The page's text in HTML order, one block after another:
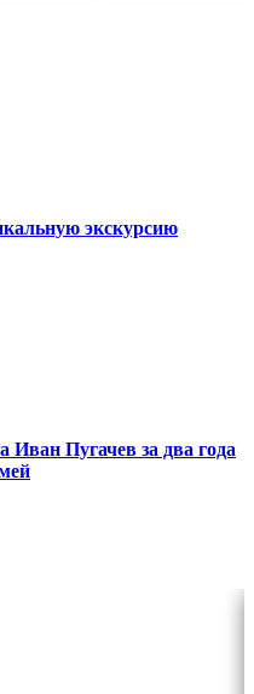
экскурсию
Иван Пугачев за два года